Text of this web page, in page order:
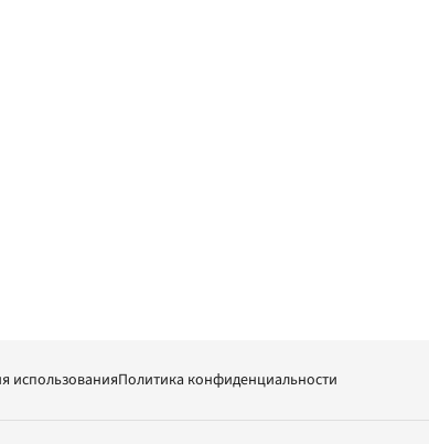
использованияПолитика конфиденциальности